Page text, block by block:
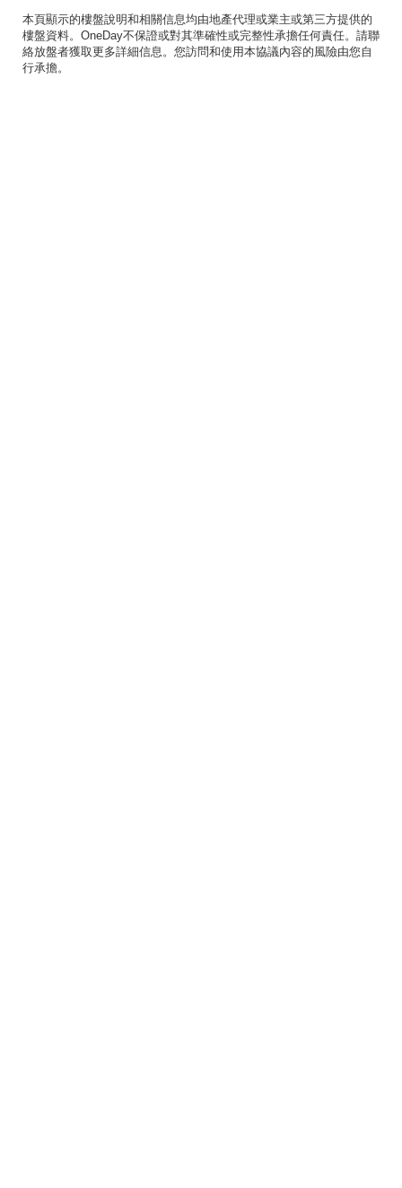
本頁顯示的樓盤說明和相關信息均由地產代理或業主或第三方提供的
樓盤資料。OneDay不保證或對其準確性或完整性承擔任何責任。請聯
絡放盤者獲取更多詳細信息。您訪問和使用本協議內容的風險由您自
行承擔。